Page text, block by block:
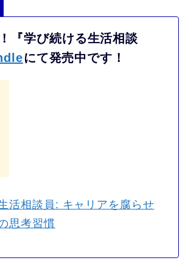
『学び続ける生活相談
にて発売中です！
活相談員: キャリアを腐らせ
思考習慣